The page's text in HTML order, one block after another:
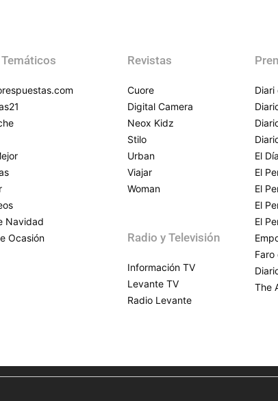
Navidad
Ocasión
Revistas
Cuore
Digital Camera
Neox Kidz
Stilo
Urban
Viajar
Woman
Radio y Televisión
Información TV
Levante TV
Radio Levante
Diari
El Día
El
El
El
El
Faro
The